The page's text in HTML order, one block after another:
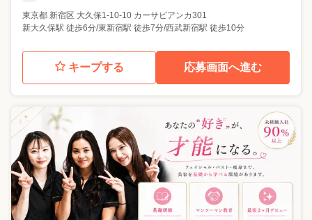
東京都 新宿区 大久保1-10-10 カーサビアンカ301
新大久保駅 徒歩6分/東新宿駅 徒歩7分/西武新宿駅 徒歩10分
キープする 応募画面へ進む